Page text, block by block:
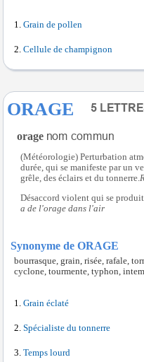
Grain de pollen
Cellule de champignon
ORAGE
orage
(Météorologie) Perturbation
durée, qui se manifeste par un
grêle, des éclairs et du tonnerre.
Désaccord violent qui se
a de l'orage dans l'air
Synonyme de ORAGE
bourrasque, grain, risée, rafale,
cyclone, tourmente, typhon,
Grain éclaté
Spécialiste du tonnerre
Temps lourd